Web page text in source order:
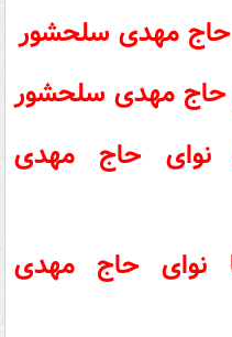
حاج مهدی سلحشور
حاج مهدی سلحشور
حاج مهدی
نوایحاج مهدی